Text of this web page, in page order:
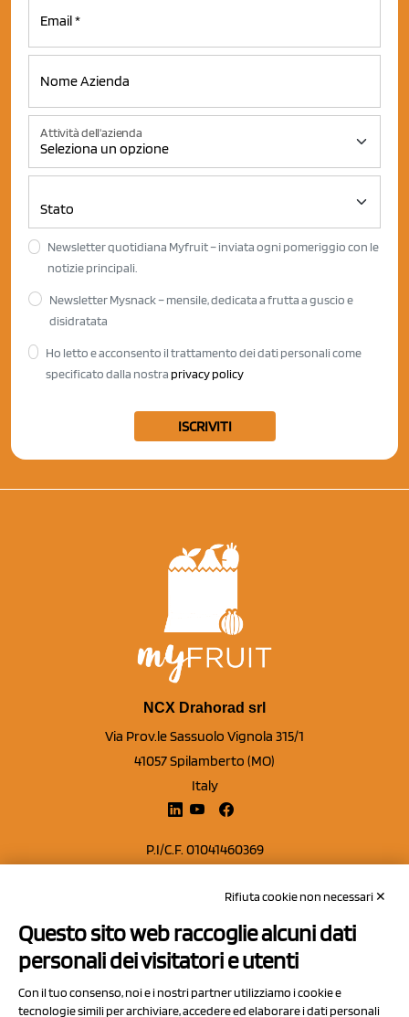
Attività dell'azienda
Newsletter quotidiana Myfruit – inviata ogni pomeriggio con le
notizie principali.
Newsletter Mysnack – mensile, dedicata a frutta a guscio e
disidratata
Ho letto e acconsento il trattamento dei dati personali come
specificato dalla nostra privacy policy
ISCRIVITI
NCX Drahorad srl
Via Prov.le Sassuolo Vignola 315/1
41057 Spilamberto (MO)
Italy
P.I/C.F. 01041460369
Capitale sociale Euro 50.000,00 i.v.
Contatti
Privacy Policy
Rifiuta cookie non necessari ✕
Questo sito web raccoglie alcuni dati
personali dei visitatori e utenti
Con il tuo consenso, noi e i nostri partner utilizziamo i cookie e
tecnologie simili per archiviare, accedere ed elaborare i dati personali